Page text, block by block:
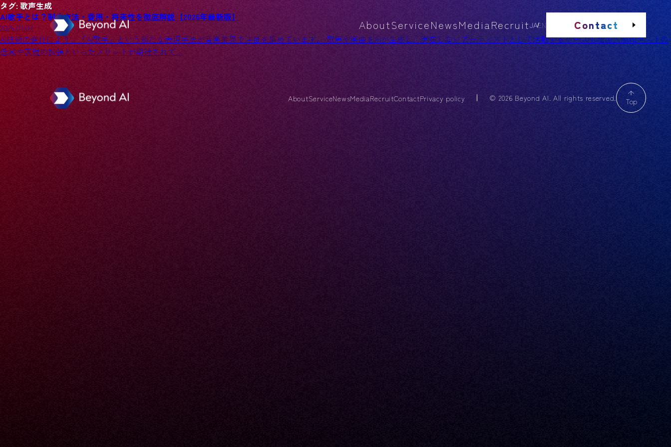
AboutServiceNewsMediaRecruit EN
JA Contact
タグ: 歌声生成
AI歌手とは？制作方法・費用・将来性を徹底解説【2026年最新版】
2026.01.07
AI技術の進化により、「AI歌手」という新たな表現手法が音楽業界で注目を集めています。 歌声や楽曲をAIが生成し、実在しないアーティストとして活動するケースも増え、制作コストの
低減や表現の拡張といったメリットが期待されて…
AboutServiceNewsMediaRecruitContactPrivacy policy © 2026 Beyond AI. All rights reserved. Top